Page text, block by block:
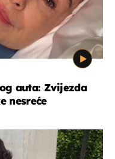
auta: Zvijezda
nesreće